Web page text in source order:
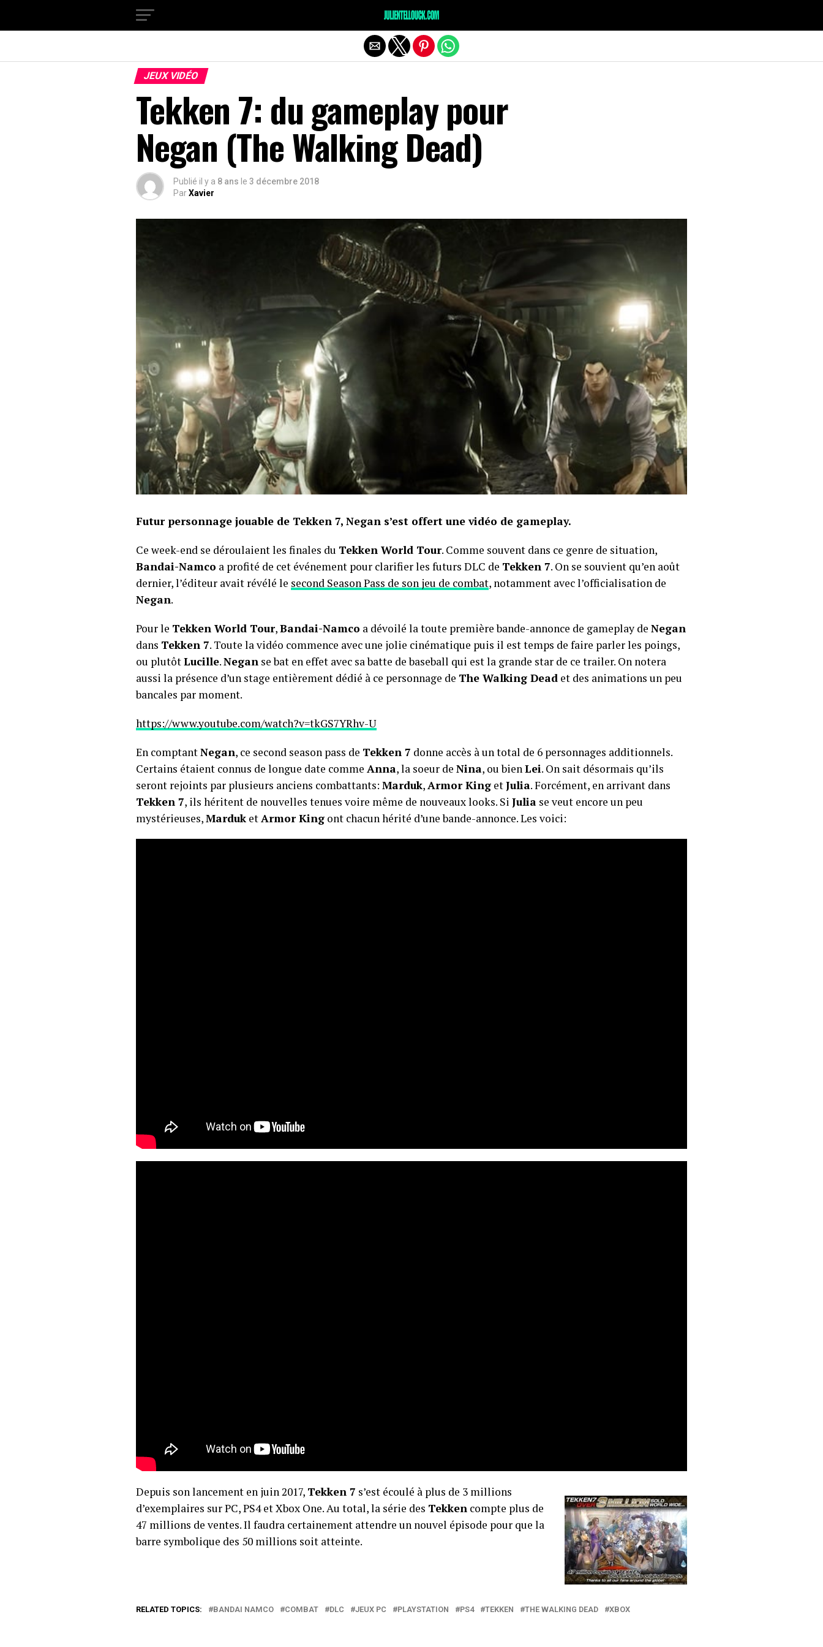
JEUX VIDÉO
Tekken 7: du gameplay pour
Negan (The Walking Dead)
Publié il y a 8 ans le 3 décembre 2018
ParXavier
Futur personnage jouable de Tekken 7, Negan s’est offert une vidéo de gameplay.
Ce week-end se déroulaient les finales du Tekken World Tour. Comme souvent dans ce genre de situation,
Bandai-Namco a profité de cet événement pour clarifier les futurs DLC de Tekken 7. On se souvient qu’en août
dernier, l’éditeur avait révélé le second Season Pass de son jeu de combat, notamment avec l’officialisation de
Negan.
Pour le Tekken World Tour,Bandai-Namco a dévoilé la toute première bande-annonce de gameplay de Negan
dans Tekken 7. Toute la vidéo commence avec une jolie cinématique puis il est temps de faire parler les poings,
ou plutôtLucille.Negan se bat en effet avec sa batte de baseball qui est la grande star de ce trailer. On notera
aussi la présence d’un stage entièrement dédié à ce personnage de The Walking Dead et des animations un peu
bancales par moment.
https://www.youtube.com/watch?v=tkGS7YRhv-U
En comptantNegan, ce second season pass de Tekken 7 donne accès à un total de 6 personnages additionnels.
Certains étaient connus de longue date comme Anna, la soeur de Nina, ou bienLei. On sait désormais qu’ils
seront rejoints par plusieurs anciens combattants: Marduk,Armor King etJulia. Forcément, en arrivant dans
Tekken 7, ils héritent de nouvelles tenues voire même de nouveaux looks. Si Julia se veut encore un peu
mystérieuses,Marduk etArmor King ont chacun hérité d’une bande-annonce. Les voici:
Depuis son lancement en juin 2017, Tekken 7 s’est écoulé à plus de 3 millions
d’exemplaires sur PC, PS4 et Xbox One. Au total, la série des Tekken compte plus de
47 millions de ventes. Il faudra certainement attendre un nouvel épisode pour que la
barre symbolique des 50 millions soit atteinte.
RELATED TOPICS: BANDAI NAMCO COMBAT DLC JEUX PC PLAYSTATION PS4 TEKKEN THE WALKING DEAD XBOX